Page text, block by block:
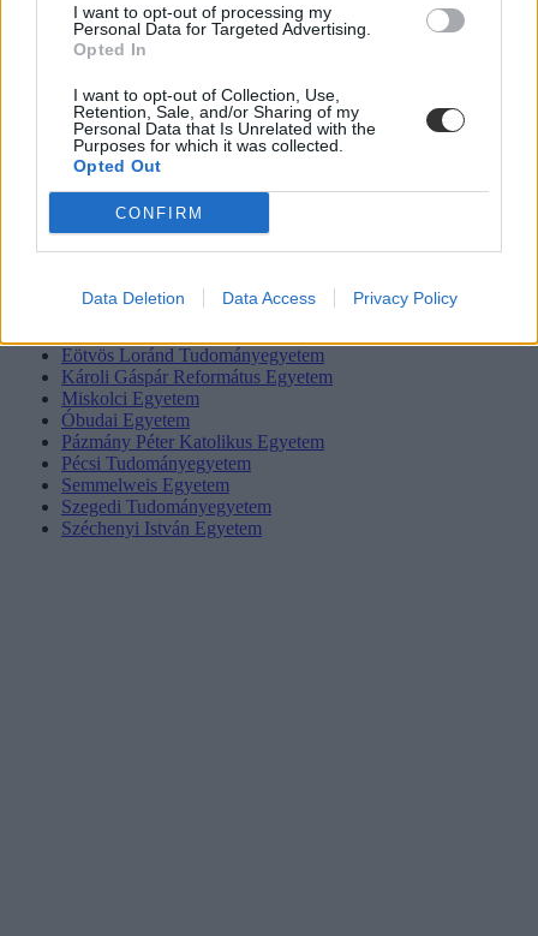
I want to opt-out of processing my
Personal Data for Targeted Advertising.
Opted In
I want to opt-out of Collection, Use,
Retention, Sale, and/or Sharing of my
Personal Data that Is Unrelated with the
Purposes for which it was collected.
Opted Out
CONFIRM
Data Deletion Data Access Privacy Policy
érettségi vizsgatárgyból születő OKTV
1-10. helyezést 100 ponttal
21-30. helyezést 35 ponttal
jutalmazzák, míg a nem érettségi tárgyakból elért 1-10. helyezést 25
Intézményi pontok számítása 2024
Budapesti Gazdasági Egyetem
Budapesti Műszaki és Gazdaságtudományi Egyetem
Eötvös Loránd Tudományegyetem
Károli Gáspár Református Egyetem
Miskolci Egyetem
Óbudai Egyetem
Pázmány Péter Katolikus Egyetem
Pécsi Tudományegyetem
Semmelweis Egyetem
Szegedi Tudományegyetem
Széchenyi István Egyetem